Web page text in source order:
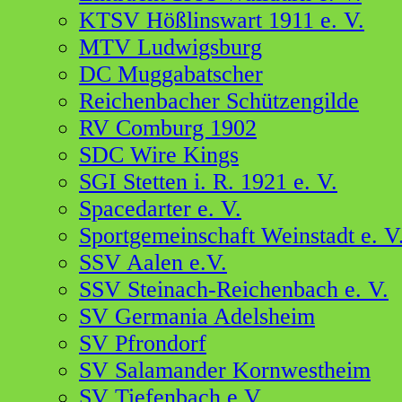
KTSV Hößlinswart 1911 e. V.
MTV Ludwigsburg
DC Muggabatscher
Reichenbacher Schützengilde
RV Comburg 1902
SDC Wire Kings
SGI Stetten i. R. 1921 e. V.
Spacedarter e. V.
Sportgemeinschaft Weinstadt e.
SSV Aalen e.V.
SSV Steinach-Reichenbach e. V.
SV Germania Adelsheim
SV Pfrondorf
SV Salamander Kornwestheim
SV Tiefenbach e.V.